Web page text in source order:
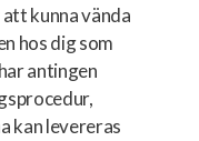
kunna vända
hos dig som
antingen
kan levereras